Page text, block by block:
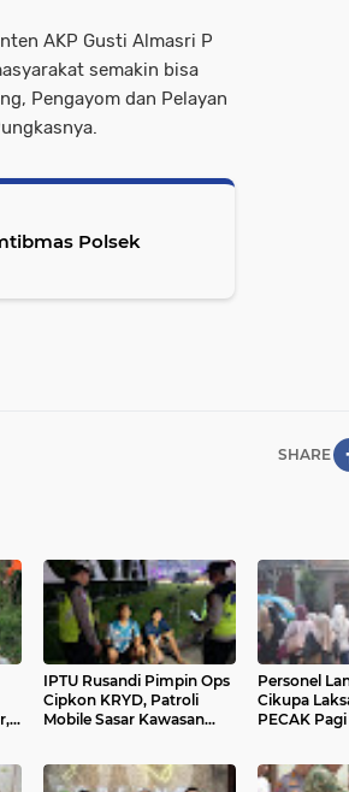
AKP Gusti Almasri P
semakin bisa
Pengayom dan Pelayan
Polsek
SHARE
IPTU Rusandi Pimpin Ops
Cipkon KRYD, Patroli
Mobile Sasar Kawasan
Personel
Cikupa
PECAK